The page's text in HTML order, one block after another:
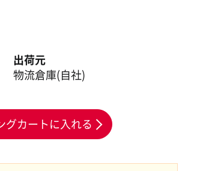
出荷元
物流倉庫(自社)
グカートに入れる